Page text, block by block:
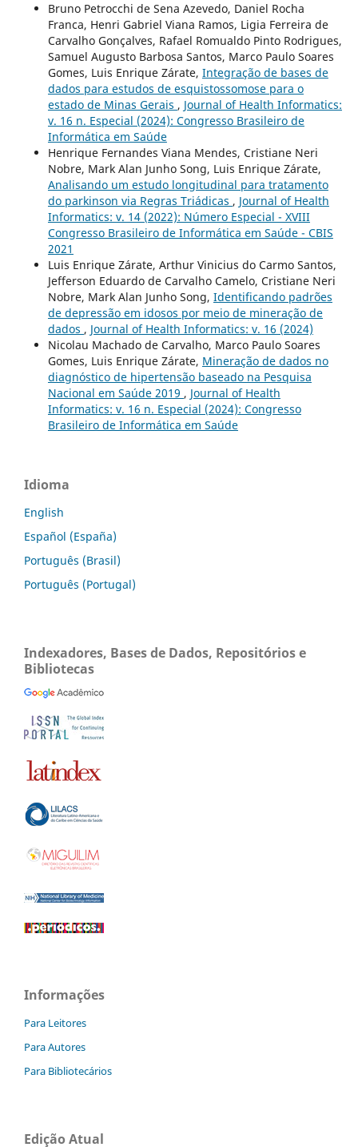
Bruno Petrocchi de Sena Azevedo, Daniel Rocha
Franca, Henri Gabriel Viana Ramos, Ligia Ferreira de
Carvalho Gonçalves, Rafael Romualdo Pinto Rodrigues,
Samuel Augusto Barbosa Santos, Marco Paulo Soares
Gomes, Luis Enrique Zárate, Integração de bases de
dados para estudos de esquistossomose para o
estado de Minas Gerais , Journal of Health Informatics:
v. 16 n. Especial (2024): Congresso Brasileiro de
Informática em Saúde
Henrique Fernandes Viana Mendes, Cristiane Neri
Nobre, Mark Alan Junho Song, Luis Enrique Zárate,
Analisando um estudo longitudinal para tratamento
do parkinson via Regras Triádicas , Journal of Health
Informatics: v. 14 (2022): Número Especial - XVIII
Congresso Brasileiro de Informática em Saúde - CBIS
2021
Luis Enrique Zárate, Arthur Vinicius do Carmo Santos,
Jefferson Eduardo de Carvalho Camelo, Cristiane Neri
Nobre, Mark Alan Junho Song, Identificando padrões
de depressão em idosos por meio de mineração de
dados , Journal of Health Informatics: v. 16 (2024)
Nicolau Machado de Carvalho, Marco Paulo Soares
Gomes, Luis Enrique Zárate, Mineração de dados no
diagnóstico de hipertensão baseado na Pesquisa
Nacional em Saúde 2019 , Journal of Health
Informatics: v. 16 n. Especial (2024): Congresso
Brasileiro de Informática em Saúde
Idioma
English
Español (España)
Português (Brasil)
Português (Portugal)
Indexadores, Bases de Dados, Repositórios e
Bibliotecas
Informações
Para Leitores
Para Autores
Para Bibliotecários
Edição Atual